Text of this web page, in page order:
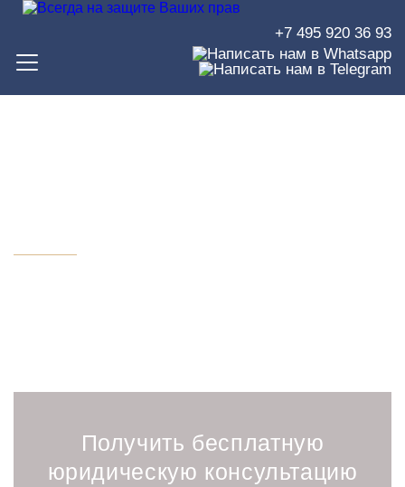
+7 495 920 36 93
Получить бесплатную
юридическую консультацию